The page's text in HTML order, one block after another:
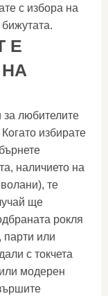
с избора на
Е
за любителите
избирате
наличието на
те
ще
рокля
парти или
с токчета
модерен